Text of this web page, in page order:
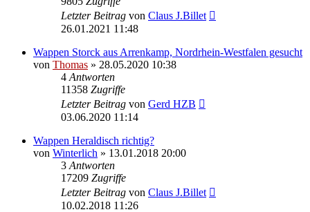
Letzter Beitrag von Claus J.Billet
26.01.2021 11:48
Wappen Storck aus Arrenkamp, Nordrhein-Westfalen gesucht
von Thomas » 28.05.2020 10:38
4 Antworten
11358 Zugriffe
Letzter Beitrag von Gerd HZB
03.06.2020 11:14
Wappen Heraldisch richtig?
von Winterlich » 13.01.2018 20:00
3 Antworten
17209 Zugriffe
Letzter Beitrag von Claus J.Billet
10.02.2018 11:26